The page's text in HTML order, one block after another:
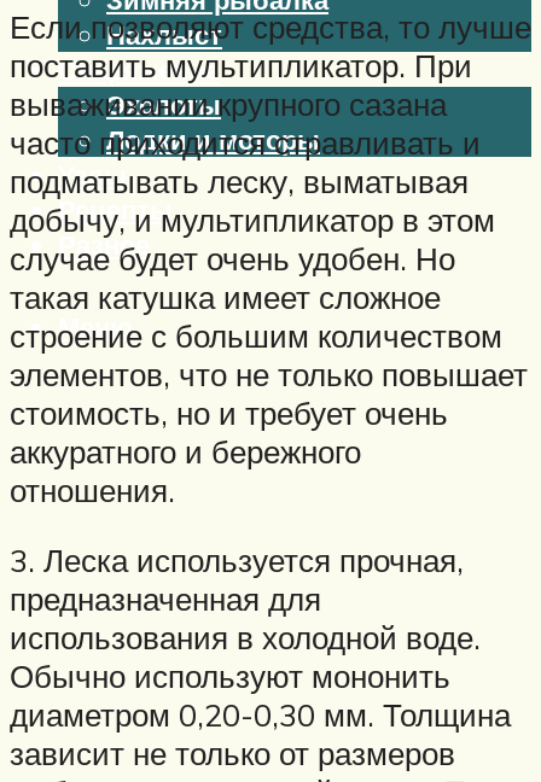
Нахлыст
Снаряжение
Эхолоты
Лодки и моторы
Узлы
Рецепты
Разное
Меню
Если позволяют средства, то лучше
поставить мультипликатор. При
вываживании крупного сазана
часто приходится стравливать и
подматывать леску, выматывая
добычу, и мультипликатор в этом
случае будет очень удобен. Но
такая катушка имеет сложное
строение с большим количеством
элементов, что не только повышает
стоимость, но и требует очень
аккуратного и бережного
отношения.
3. Леска используется прочная,
предназначенная для
использования в холодной воде.
Обычно используют мононить
диаметром 0,20-0,30 мм. Толщина
зависит не только от размеров